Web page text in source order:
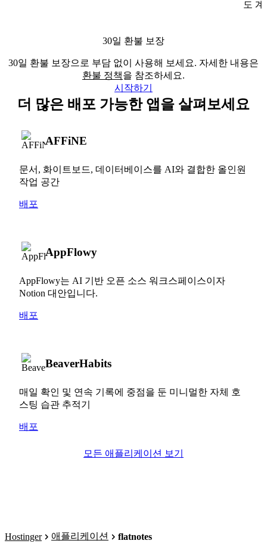
도
30일 환불 보장
30일 환불 보장으로 부담 없이 사용해 보세요. 자세한 내용은
환불 정책을 참조하세요.
시작하기
더 많은 배포 가능한 앱을 살펴보세요
AFFiNE
문서, 화이트보드, 데이터베이스를 AI와 결합한 올인원
작업 공간
배포
AppFlowy
AppFlowy는 AI 기반 오픈 소스 워크스페이스이자
Notion 대안입니다.
배포
BeaverHabits
매일 확인 및 연속 기록에 중점을 둔 미니멀한 자체 호
스팅 습관 추적기
배포
모든 애플리케이션 보기
Hostinger 애플리케이션 flatnotes